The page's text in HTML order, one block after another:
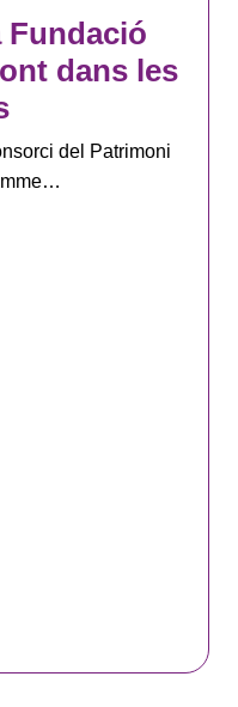
dans les
del Patrimoni